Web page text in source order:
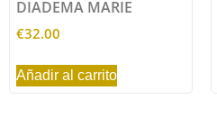
DIADEMA MARIE
€32.00
Añadir al carrito